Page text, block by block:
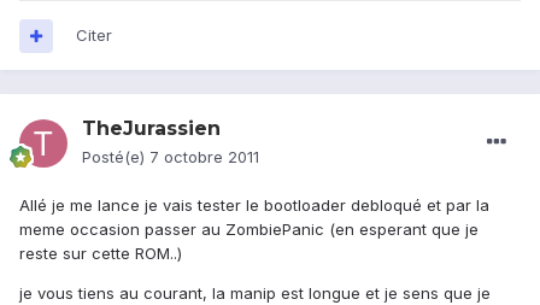
Citer
TheJurassien
Posté(e) 7 octobre 2011
Allé je me lance je vais tester le bootloader debloqué et par la
meme occasion passer au ZombiePanic (en esperant que je
reste sur cette ROM..)
je vous tiens au courant, la manip est longue et je sens que je